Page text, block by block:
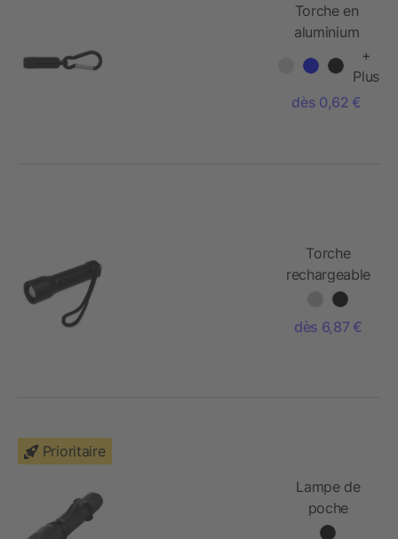
Torche en
aluminium
mousqueton
+
Plus
dès 0,62 €
Torche
rechargeable
en aluminium
recyclé IPX4
dès 6,87 €
Prioritaire
Lampe de
poche
tactique